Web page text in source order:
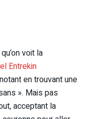
voit la
Entrekin
en trouvant une
». Mais pas
acceptant la